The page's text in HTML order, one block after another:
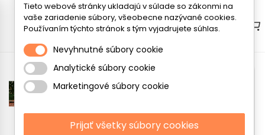
Menu
Tieto webové stránky ukladajú v súlade so zákonmi na
vaše zariadenie súbory, všeobecne nazývané cookies.
Používaním týchto stránok s tým vyjadrujete súhlas.
Nevyhnutné súbory cookie
Analytické súbory cookie
Marketingové súbory cookie
Prijať všetky súbory cookies